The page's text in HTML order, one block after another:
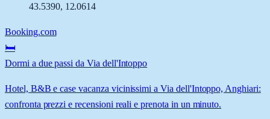
43.5390, 12.0614
Booking.com
🛏️
Dormi a due passi da Via dell'Intoppo
Hotel, B&B e case vacanza vicinissimi a Via dell'Intoppo, Anghiari:
confronta prezzi e recensioni reali e prenota in un minuto.